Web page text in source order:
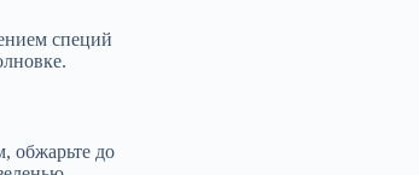
специй
обжарьте до